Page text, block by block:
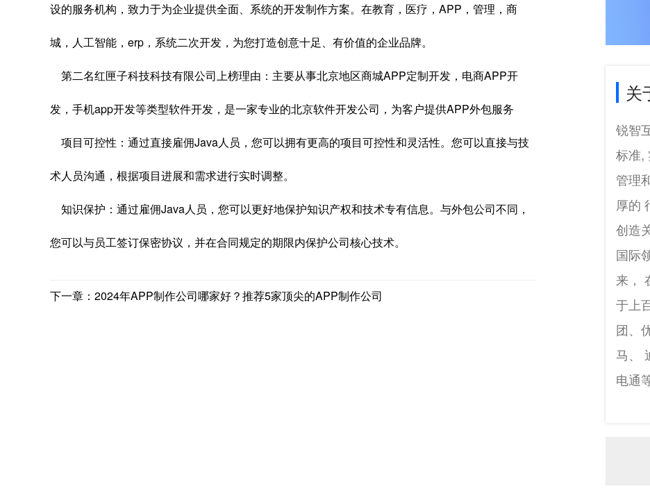
设的服务机构，致力于为企业提供全面、系统的开发制作方案。在教育，医疗，APP，管理，商
城，人工智能，erp，系统二次开发，为您打造创意十足、有价值的企业品牌。
第二名红匣子科技科技有限公司上榜理由：主要从事北京地区商城APP定制开发，电商APP开
发，手机app开发等类型软件开发，是一家专业的北京软件开发公司，为客户提供APP外包服务
项目可控性：通过直接雇佣Java人员，您可以拥有更高的项目可控性和灵活性。您可以直接与技
术人员沟通，根据项目进展和需求进行实时调整。
知识保护：通过雇佣Java人员，您可以更好地保护知识产权和技术专有信息。与外包公司不同，
您可以与员工签订保密协议，并在合同规定的期限内保护公司核心技术。
下一章：2024年APP制作公司哪家好？推荐5家顶尖的APP制作公司
关
锐智
标准,
管理
厚的
创造
国际
来，
于上
团、
马、
电通